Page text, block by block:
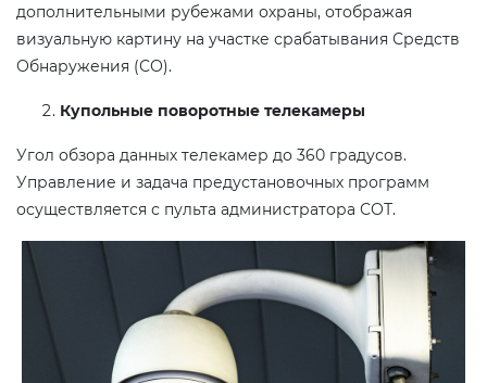
дополнительными рубежами охраны, отображая
визуальную картину на участке срабатывания Средств
Обнаружения (СО).
Купольные поворотные телекамеры
Угол обзора данных телекамер до 360 градусов.
Управление и задача предустановочных программ
осуществляется с пульта администратора СОТ.